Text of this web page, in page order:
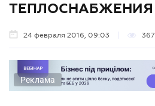
ТЕПЛОСНАБЖЕНИЯ
24 февраля 2016, 09:03 367
Реклама